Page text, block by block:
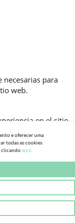
necesarias para
web.
en el sitio
de producto
a mejorar aún
enviarle
e oferecer uma
todas as cookies
clicandoaqui.